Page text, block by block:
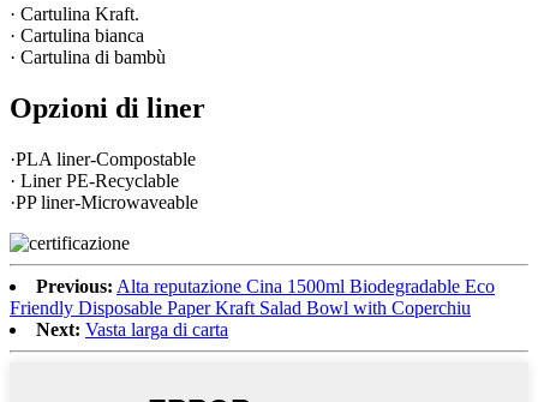
· Cartulina Kraft.
· Cartulina bianca
· Cartulina di bambù
Opzioni di liner
·PLA liner-Compostable
· Liner PE-Recyclable
·PP liner-Microwaveable
Previous: Alta reputazione Cina 1500ml Biodegradable Eco
Friendly Disposable Paper Kraft Salad Bowl with Coperchiu
Next: Vasta larga di carta